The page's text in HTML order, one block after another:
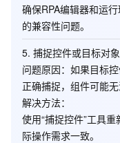
确保RPA编辑器和运
的兼容性问题。
5. 捕捉控件或目标对
问题原因：如果目标
正确捕捉，组件可能无
解决方法：
使用“捕捉控件”工具
际操作需求一致。